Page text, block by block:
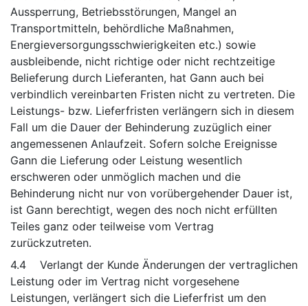
Aussperrung, Betriebsstörungen, Mangel an
Transportmitteln, behördliche Maßnahmen,
Energieversorgungsschwierigkeiten etc.) sowie
ausbleibende, nicht richtige oder nicht rechtzeitige
Belieferung durch Lieferanten, hat Gann auch bei
verbindlich vereinbarten Fristen nicht zu vertreten. Die
Leistungs- bzw. Lieferfristen verlängern sich in diesem
Fall um die Dauer der Behinderung zuzüglich einer
angemessenen Anlaufzeit. Sofern solche Ereignisse
Gann die Lieferung oder Leistung wesentlich
erschweren oder unmöglich machen und die
Behinderung nicht nur von vorübergehender Dauer ist,
ist Gann berechtigt, wegen des noch nicht erfüllten
Teiles ganz oder teilweise vom Vertrag
zurückzutreten.
4.4 Verlangt der Kunde Änderungen der vertraglichen
Leistung oder im Vertrag nicht vorgesehene
Leistungen, verlängert sich die Lieferfrist um den